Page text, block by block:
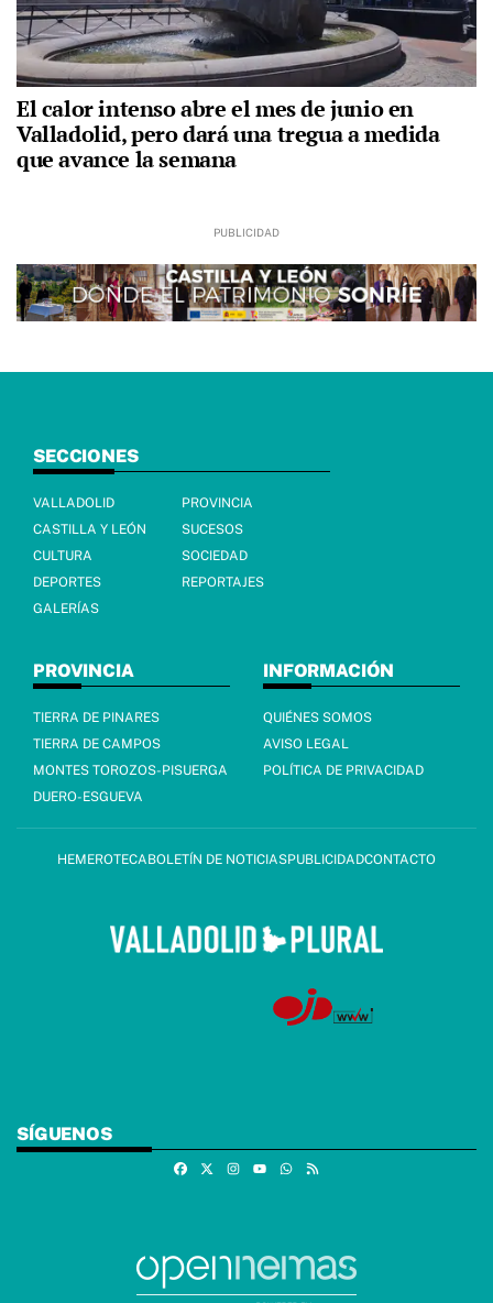
El calor intenso abre el mes de junio en
Valladolid, pero dará una tregua a medida
que avance la semana
SECCIONES
VALLADOLID
PROVINCIA
CASTILLA Y LEÓN
SUCESOS
CULTURA
SOCIEDAD
DEPORTES
REPORTAJES
GALERÍAS
PROVINCIA
TIERRA DE PINARES
TIERRA DE CAMPOS
MONTES TOROZOS-PISUERGA
DUERO-ESGUEVA
INFORMACIÓN
QUIÉNES SOMOS
AVISO LEGAL
POLÍTICA DE PRIVACIDAD
HEMEROTECABOLETÍN DE NOTICIASPUBLICIDADCONTACTO
SÍGUENOS
FacebookInstagramWhatsapp